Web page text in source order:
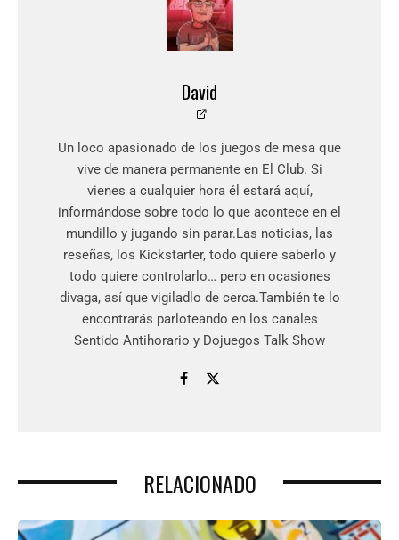
David
Un loco apasionado de los juegos de mesa que
vive de manera permanente en El Club. Si
vienes a cualquier hora él estará aquí,
informándose sobre todo lo que acontece en el
mundillo y jugando sin parar.Las noticias, las
reseñas, los Kickstarter, todo quiere saberlo y
todo quiere controlarlo… pero en ocasiones
divaga, así que vigiladlo de cerca.También te lo
encontrarás parloteando en los canales
Sentido Antihorario y Dojuegos Talk Show
RELACIONADO